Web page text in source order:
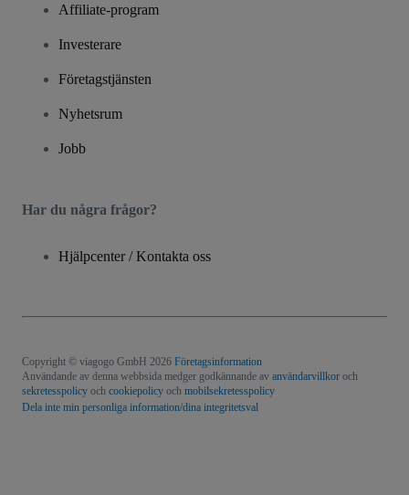
Affiliate-program
Investerare
Företagstjänsten
Nyhetsrum
Jobb
Har du några frågor?
Hjälpcenter / Kontakta oss
Copyright © viagogo GmbH 2026 Företagsinformation
Användande av denna webbsida medger godkännande av användarvillkor och
sekretesspolicy och cookiepolicy och mobilsekretesspolicy
Dela inte min personliga information/dina integritetsval